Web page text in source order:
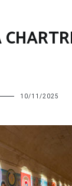
10/11/2025